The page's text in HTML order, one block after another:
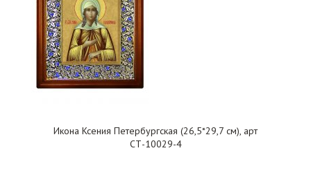
Икона Ксения Петербургская (26,5*29,7 см), арт
СТ-10029-4